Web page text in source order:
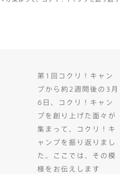
第1回コクリ！キャン
プから約2週間後の3月
6日、コクリ！キャン
プを創り上げた面々が
集まって、コクリ！キ
ャンプを振り返りまし
た。ここでは、その模
様をお伝えします